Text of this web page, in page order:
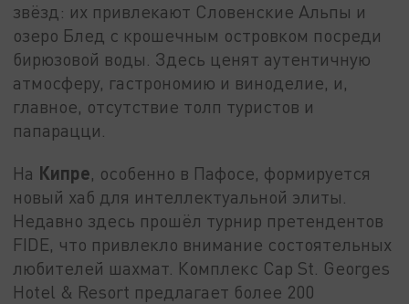
звёзд: их привлекают Словенские Альпы и
озеро Блед с крошечным островком посреди
бирюзовой воды. Здесь ценят аутентичную
атмосферу, гастрономию и виноделие, и,
главное, отсутствие толп туристов и
папарацци.
На Кипре, особенно в Пафосе, формируется
новый хаб для интеллектуальной элиты.
Недавно здесь прошёл турнир претендентов
FIDE, что привлекло внимание состоятельных
любителей шахмат. Комплекс Cap St. Georges
Hotel & Resort предлагает более 200